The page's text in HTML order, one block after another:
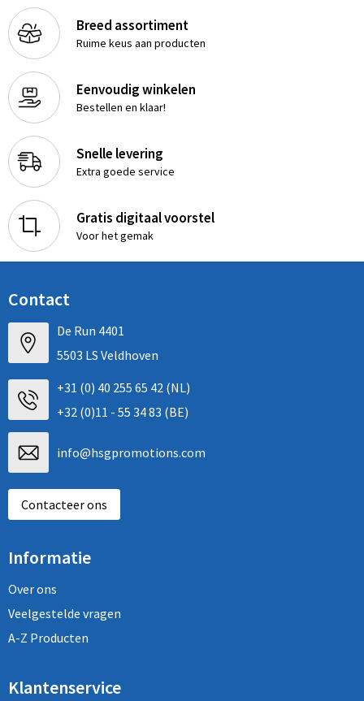
Breed assortiment
Ruime keus aan producten
Eenvoudig winkelen
Bestellen en klaar!
Snelle levering
Extra goede service
Gratis digitaal voorstel
Voor het gemak
Contact
De Run 4401
5503 LS Veldhoven
+31 (0) 40 255 65 42 (NL)
+32 (0)11 - 55 34 83 (BE)
info@hsgpromotions.com
Contacteer ons
Informatie
Over ons
Veelgestelde vragen
A-Z Producten
Klantenservice